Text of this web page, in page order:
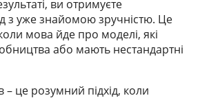
ви отримуєте
з уже знайомою зручністю. Це
мова йде про моделі, які
або мають нестандартні
це розумний підхід, коли